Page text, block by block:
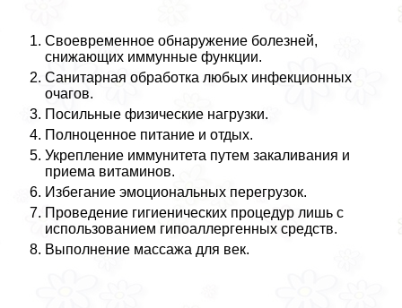
Своевременное обнаружение болезней,
снижающих иммунные функции.
Санитарная обработка любых инфекционных
очагов.
Посильные физические нагрузки.
Полноценное питание и отдых.
Укрепление иммунитета путем закаливания и
приема витаминов.
Избегание эмоциональных перегрузок.
Проведение гигиенических процедур лишь с
использованием гипоаллергенных средств.
Выполнение массажа для век.